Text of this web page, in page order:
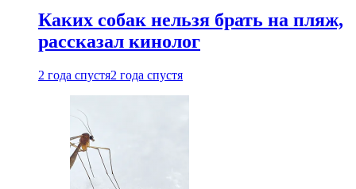
Каких собак нельзя брать на пляж,
рассказал кинолог
2 года спустя2 года спустя